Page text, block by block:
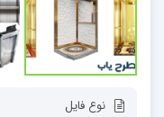
نوع فایل